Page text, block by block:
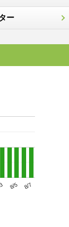
ー
8/5 8/7